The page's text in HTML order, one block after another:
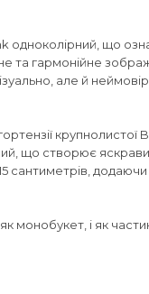
одноколірний, що
та гармонійне
але й
крупнолистої
що створює
сантиметрів,
монобукет, і як